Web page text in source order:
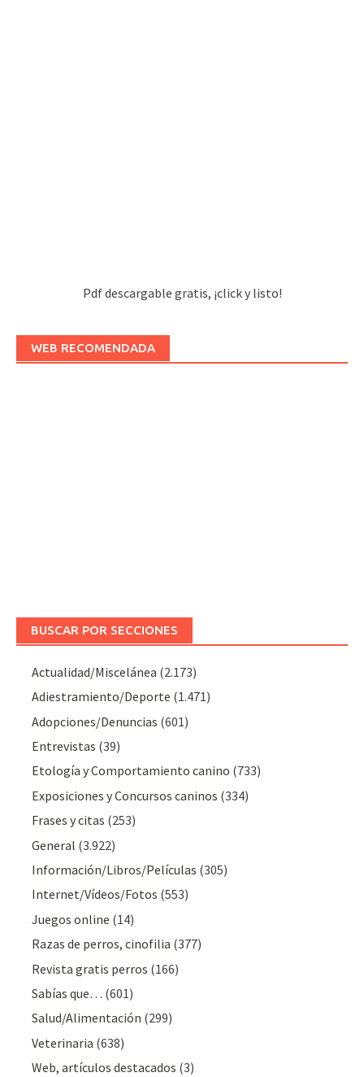
Pdf descargable gratis, ¡click y listo!
WEB RECOMENDADA
BUSCAR POR SECCIONES
Actualidad/Miscelánea (2.173)
Adiestramiento/Deporte (1.471)
Adopciones/Denuncias (601)
Entrevistas (39)
Etología y Comportamiento canino (733)
Exposiciones y Concursos caninos (334)
Frases y citas (253)
General (3.922)
Información/Libros/Películas (305)
Internet/Vídeos/Fotos (553)
Juegos online (14)
Razas de perros, cinofilia (377)
Revista gratis perros (166)
Sabías que… (601)
Salud/Alimentación (299)
Veterinaria (638)
Web, artículos destacados (3)